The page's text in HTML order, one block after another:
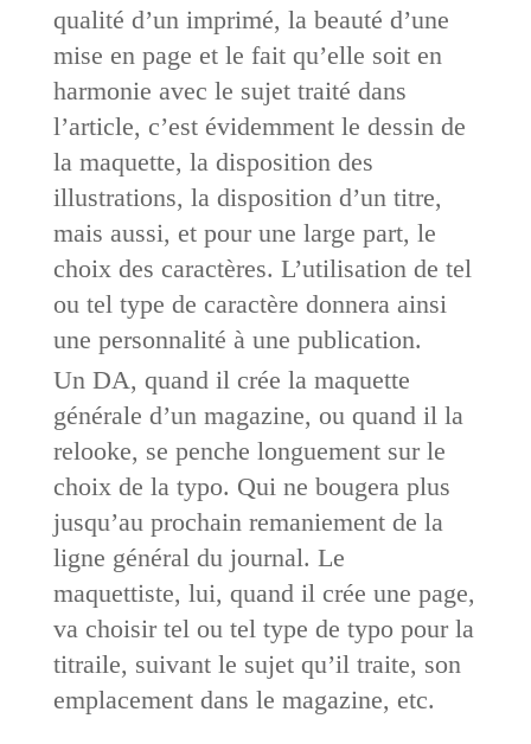
qualité d’un imprimé, la beauté d’une
mise en page et le fait qu’elle soit en
harmonie avec le sujet traité dans
l’article, c’est évidemment le dessin de
la maquette, la disposition des
illustrations, la disposition d’un titre,
mais aussi, et pour une large part, le
choix des caractères. L’utilisation de tel
ou tel type de caractère donnera ainsi
une personnalité à une publication.
Un DA, quand il crée la maquette
générale d’un magazine, ou quand il la
relooke, se penche longuement sur le
choix de la typo. Qui ne bougera plus
jusqu’au prochain remaniement de la
ligne général du journal. Le
maquettiste, lui, quand il crée une page,
va choisir tel ou tel type de typo pour la
titraile, ­suivant le sujet qu’il traite, son
emplacement dans le magazine, etc.